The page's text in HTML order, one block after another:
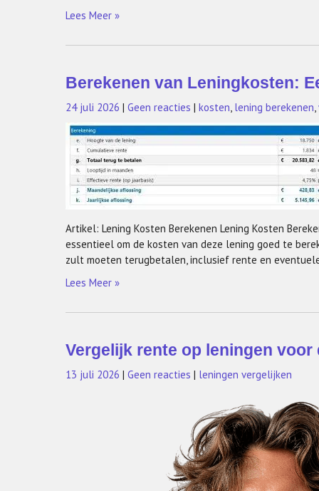
Lees Meer »
Berekenen van Leningkosten:
24 juli 2026 | Geen reacties | kosten, lening berekenen,
Artikel: Lening Kosten Berekenen Lening Kosten
essentieel om de kosten van deze lening goed te
zult moeten terugbetalen, inclusief rente en
Lees Meer »
Vergelijk rente op leningen voor
13 juli 2026 | Geen reacties | leningen vergelijken